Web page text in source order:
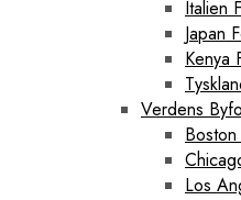
Italien
Japan
Kenya
Verdens
Los